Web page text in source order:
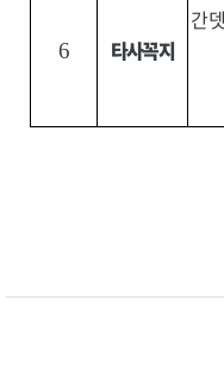
6 타사꼭지
간